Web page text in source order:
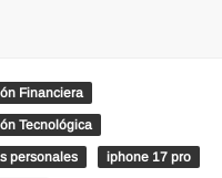
Financiera
Tecnológica
personales iphone 17 pro